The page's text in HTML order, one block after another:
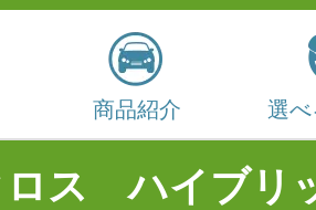
商品紹介 選
ロス ハイブリ